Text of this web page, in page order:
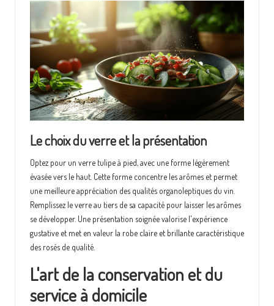
Le choix du verre et la présentation
Optez pour un verre tulipe à pied, avec une forme légèrement
évasée vers le haut. Cette forme concentre les arômes et permet
une meilleure appréciation des qualités organoleptiques du vin.
Remplissez le verre au tiers de sa capacité pour laisser les arômes
se développer. Une présentation soignée valorise l'expérience
gustative et met en valeur la robe claire et brillante caractéristique
des rosés de qualité.
L'art de la conservation et du
service à domicile